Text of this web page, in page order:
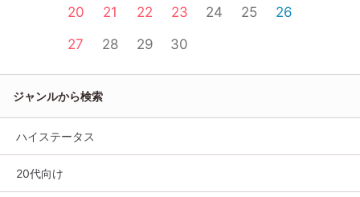
20
21 22 23 24 25
26
27
28 29 30
ジャンルから検索
ハイステータス
20代向け